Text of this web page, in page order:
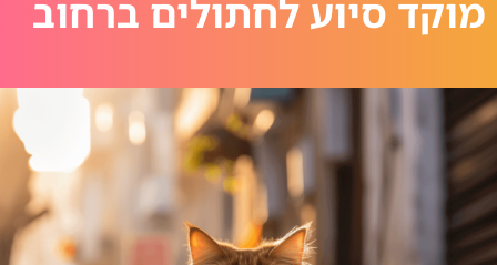
מוקד סיוע לחתולים ברחוב